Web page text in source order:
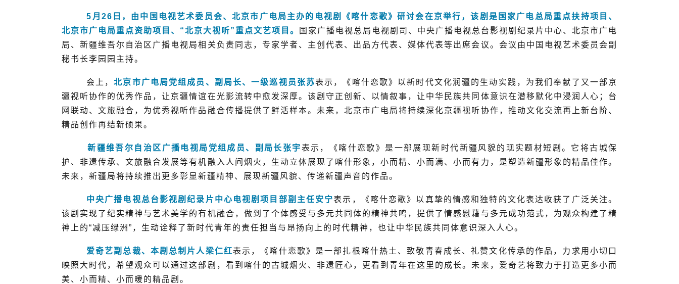
5月26日，由中国电视艺术委员会、北京市广电局主办的电视剧《喀什恋歌》研讨会在京举行，该剧是 国家广电总局重点扶持项目、
北京市广电局重点资助项目、“北京大视听”重点文艺项目。
国家广播电视总局电视剧司、中央广播电视总台影视剧纪录片中心、北京市广电
局、新疆维吾尔自治区广播电视局相关负责同志，专家学者、主创代表、出品方代表、媒体代表等出席会议。会议由中国电视艺术委员会副
秘书长李园园主持。
会上，北京市广电局党组成员、副局长、一级巡视员张苏表示，《喀什恋歌》以新时代文化润疆的生动实践，为我们奉献了又一部京
疆视听协作的优秀作品，让京疆情谊在光影流转中愈发深厚。该剧守正创新、以情叙事，让中华民族共同体意识在潜移默化中浸润人心；台
网联动、文旅融合，为优秀视听作品融合传播提供了鲜活样本。未来，北京市广电局将持续深化京疆视听协作，推动文化交流再上新台阶、
精品创作再结新硕果。
新疆维吾尔自治区广播电视局党组成员、副局长张宇表示，《喀什恋歌》是一部展现新时代新疆风貌的现实题材短剧。它将古城保
护、非遗传承、文旅融合发展等有机融入人间烟火，生动立体展现了喀什形象，小而精、小而满、小而有力，是塑造新疆形象的精品佳作。
未来，新疆局将持续推出更多彰显新疆精神、展现新疆风貌、传递新疆声音的作品。
中央广播电视总台影视剧纪录片中心电视剧项目部副主任安宁表示，《喀什恋歌》以真挚的情感和独特的文化表达收获了广泛关注。
该剧实现了纪实精神与艺术美学的有机融合，做到了个体感受与多元共同体的精神共鸣，提供了情感慰藉与多元成功范式，为观众构建了精
神上的“减压绿洲”，生动诠释了新时代青年的责任担当与昂扬向上的时代精神，也让中华民族共同体意识深入人心。
爱奇艺副总裁、本剧总制片人梁仁红表示，《喀什恋歌》是一部扎根喀什热土、致敬青春成长、礼赞文化传承的作品，力求用小切口
映照大时代，希望观众可以通过这部剧，看到喀什的古城烟火、非遗匠心，更看到青年在这里的成长。未来，爱奇艺将致力于打造更多小而
美、小而精、小而暖的精品剧。